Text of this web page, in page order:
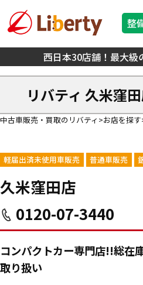
西日本30店舗！最大級
整
リバティ 久米窪田
中古車販売・買取のリバティ お店を探す
軽届出済未使用車販売 普通車販売
久米窪田店
0120-07-3440
コンパクトカー専門店!!総在
取り扱い